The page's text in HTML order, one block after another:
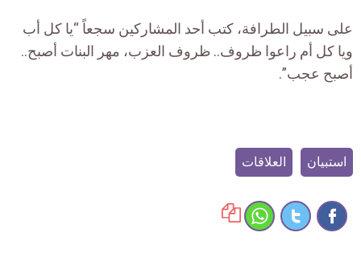
على سبيل الطرافة، كتب أحد المشاركين سجعاً “يا كل أب
ويا كل أم راعوا ظروف.. ظروف العزب، مهر البنات أصبح..
أصبح عجب”.
استبيان العلاقات